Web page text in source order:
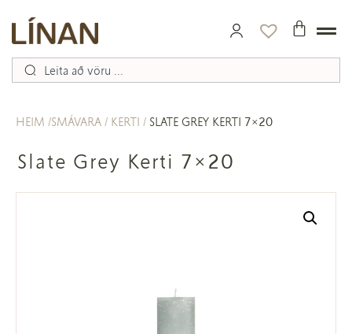
HEIM SMÁVARA KERTI SLATE GREY KERTI 7×20
Slate Grey Kerti 7×20